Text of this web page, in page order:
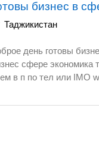
бизнес в
Таджикистан
день готовы бизнес сфере электронной торговля золота
экономика тюи знания рынке ежегодни доход от 60000$
всем в п по